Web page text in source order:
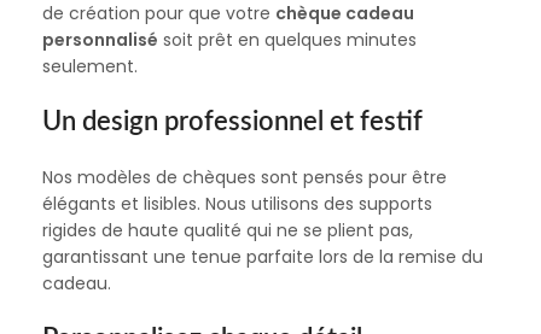
de création pour que votre chèque cadeau
personnalisé soit prêt en quelques minutes
seulement.
Un design professionnel et festif
Nos modèles de chèques sont pensés pour être
élégants et lisibles. Nous utilisons des supports
rigides de haute qualité qui ne se plient pas,
garantissant une tenue parfaite lors de la remise du
cadeau.